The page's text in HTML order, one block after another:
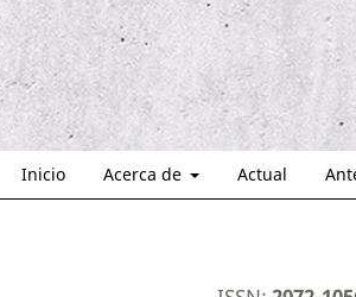
Inicio Acerca de Actual